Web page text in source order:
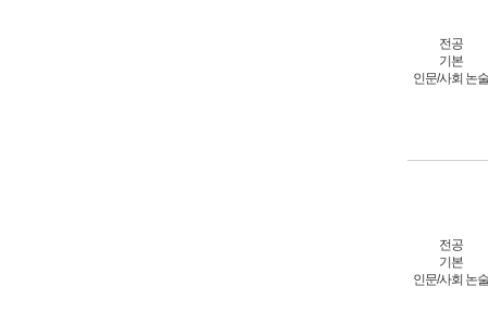
전공
기본
인문/사회 논술
전공
기본
인문/사회 논술